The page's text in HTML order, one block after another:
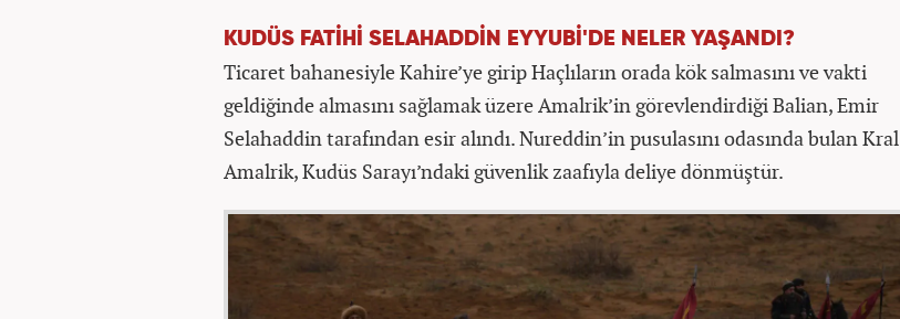
KUDÜS FATİHİ SELAHADDİN EYYUBİ'DE NELER YAŞANDI?
Ticaret bahanesiyle Kahire’ye girip Haçlıların orada kök salmasını ve vakti
geldiğinde almasını sağlamak üzere Amalrik’in görevlendirdiği Balian, Emir
Selahaddin tarafından esir alındı. Nureddin’in pusulasını odasında bulan Kral
Amalrik, Kudüs Sarayı’ndaki güvenlik zaafıyla deliye dönmüştür.